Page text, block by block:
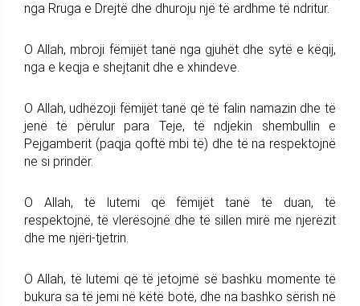
nga Rruga e Drejtë dhe dhuroju një të ardhme të ndritur.
O Allah, mbroji fëmijët tanë nga gjuhët dhe sytë e këqij,
nga e keqja e shejtanit dhe e xhindeve.
O Allah, udhëzoji fëmijët tanë që të falin namazin dhe të
jenë të përulur para Teje, të ndjekin shembullin e
Pejgamberit (paqja qoftë mbi të) dhe të na respektojnë
ne si prindër.
O Allah, të lutemi që fëmijët tanë të duan, të
respektojnë, të vlerësojnë dhe të sillen mirë me njerëzit
dhe me njëri-tjetrin.
O Allah, të lutemi që të jetojmë së bashku momente të
bukura sa të jemi në këtë botë, dhe na bashko sërish në